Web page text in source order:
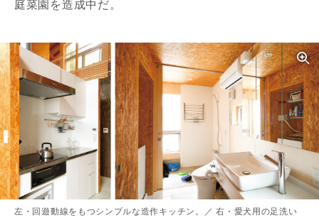
庭菜園を造成中だ。
左・回遊動線をもつシンプルな造作キッチン。／ 右・愛犬用の足洗い